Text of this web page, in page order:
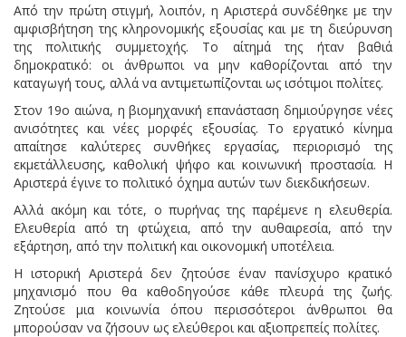
Από την πρώτη στιγμή, λοιπόν, η Αριστερά συνδέθηκε με την
αμφισβήτηση της κληρονομικής εξουσίας και με τη διεύρυνση
της πολιτικής συμμετοχής. Το αίτημά της ήταν βαθιά
δημοκρατικό: οι άνθρωποι να μην καθορίζονται από την
καταγωγή τους, αλλά να αντιμετωπίζονται ως ισότιμοι πολίτες.
Στον 19ο αιώνα, η βιομηχανική επανάσταση δημιούργησε νέες
ανισότητες και νέες μορφές εξουσίας. Το εργατικό κίνημα
απαίτησε καλύτερες συνθήκες εργασίας, περιορισμό της
εκμετάλλευσης, καθολική ψήφο και κοινωνική προστασία. Η
Αριστερά έγινε το πολιτικό όχημα αυτών των διεκδικήσεων.
Αλλά ακόμη και τότε, ο πυρήνας της παρέμενε η ελευθερία.
Ελευθερία από τη φτώχεια, από την αυθαιρεσία, από την
εξάρτηση, από την πολιτική και οικονομική υποτέλεια.
Η ιστορική Αριστερά δεν ζητούσε έναν πανίσχυρο κρατικό
μηχανισμό που θα καθοδηγούσε κάθε πλευρά της ζωής.
Ζητούσε μια κοινωνία όπου περισσότεροι άνθρωποι θα
μπορούσαν να ζήσουν ως ελεύθεροι και αξιοπρεπείς πολίτες.